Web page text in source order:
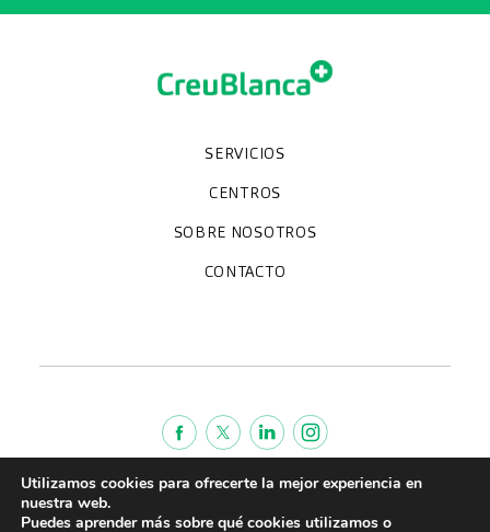
SERVICIOS
Especialidades
Diagnóstico por la imagen
Chequeos y revisiones médicas
Unidades especializadas
CENTROS
Clínica CreuBlanca
CreuBlanca Tarradellas
Diagnosis Médica
Hospital CreuBlanca Maresme
SOBRE NOSOTROS
Quiénes somos
Trabaja con nosotros
Blog
CreuBlanca Empresas
Fundación Privada Imhotep
Preguntas frecuentes
CONTACTO
Política de cookies
Aviso legal
Utilizamos cookies para ofrecerte la mejor experiencia en
nuestra web.
Puedes aprender más sobre qué cookies utilizamos o